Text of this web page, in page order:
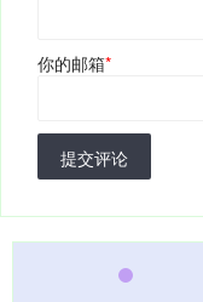
你的邮箱*
提交评论